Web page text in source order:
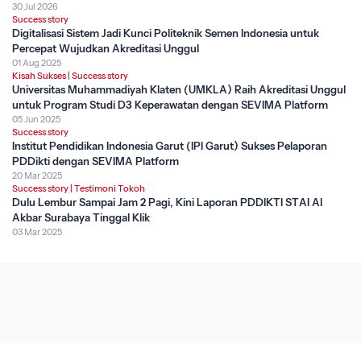
30 Jul 2026
Success story
Digitalisasi Sistem Jadi Kunci Politeknik Semen Indonesia untuk
Percepat Wujudkan Akreditasi Unggul
01 Aug 2025
Kisah Sukses Success story
Universitas Muhammadiyah Klaten (UMKLA) Raih Akreditasi Unggul
untuk Program Studi D3 Keperawatan dengan SEVIMA Platform
05 Jun 2025
Success story
Institut Pendidikan Indonesia Garut (IPI Garut) Sukses Pelaporan
PDDikti dengan SEVIMA Platform
20 Mar 2025
Success story Testimoni Tokoh
Dulu Lembur Sampai Jam 2 Pagi, Kini Laporan PDDIKTI STAI Al
Akbar Surabaya Tinggal Klik
03 Mar 2025